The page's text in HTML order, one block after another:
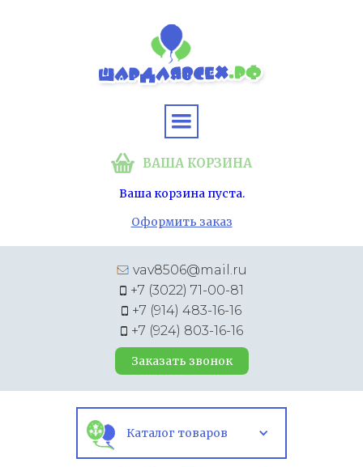
ВАША КОРЗИНА
Ваша корзина пуста.
Оформить заказ
vav8506@mail.ru
+7 (3022) 71-00-81
+7 (914) 483-16-16
+7 (924) 803-16-16
Заказать звонок
Каталог товаров